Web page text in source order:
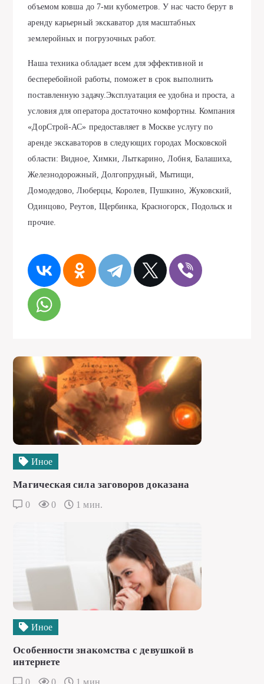
объемом ковша до 7-ми кубометров. У нас часто берут в
аренду карьерный экскаватор для масштабных
землеройных и погрузочных работ.
Наша техника обладает всем для эффективной и
бесперебойной работы, поможет в срок выполнить
поставленную задачу.Эксплуатация ее удобна и проста, а
условия для оператора достаточно комфортны. Компания
«ДорСтрой-АС» предоставляет в Москве услугу по
аренде экскаваторов в следующих городах Московской
области: Видное, Химки, Лыткарино, Лобня, Балашиха,
Железнодорожный, Долгопрудный, Мытищи,
Домодедово, Люберцы, Королев, Пушкино, Жуковский,
Одинцово, Реутов, Щербинка, Красногорск, Подольск и
прочие.
Иное
Магическая сила заговоров доказана
0 0 1 мин.
Иное
Особенности знакомства с девушкой в
интернете
0 0 1 мин.